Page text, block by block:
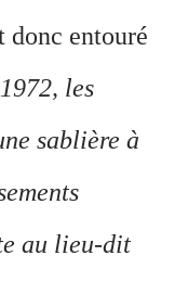
donc entouré
les
sablière à
au lieu-dit